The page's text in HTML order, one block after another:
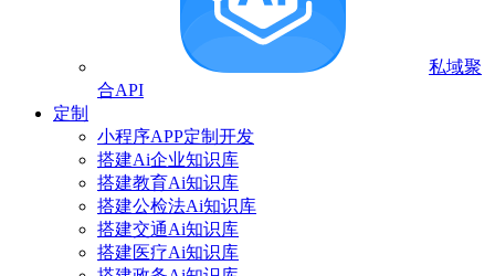
私域聚
合API
定制
小程序APP定制开发
搭建Ai企业知识库
搭建教育Ai知识库
搭建公检法Ai知识库
搭建交通Ai知识库
搭建医疗Ai知识库